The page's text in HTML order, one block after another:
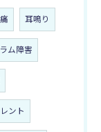
耳鳴り
ム障害
ント